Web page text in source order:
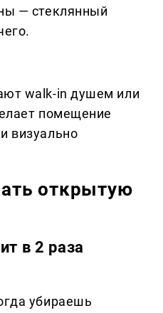
— стеклянный
walk-in душем или
помещение
визуально
открытую
в 2 раза
убираешь